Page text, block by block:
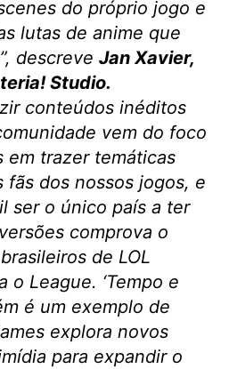
do próprio jogo e
lutas de anime que
, descreve Jan Xavier,
Studio.
conteúdos inéditos
vem do foco
em trazer temáticas
fãs dos nossos jogos, e
ser o único país a ter
comprova o
de LOL
o League. ‘Tempo e
é um exemplo de
explora novos
para expandir o